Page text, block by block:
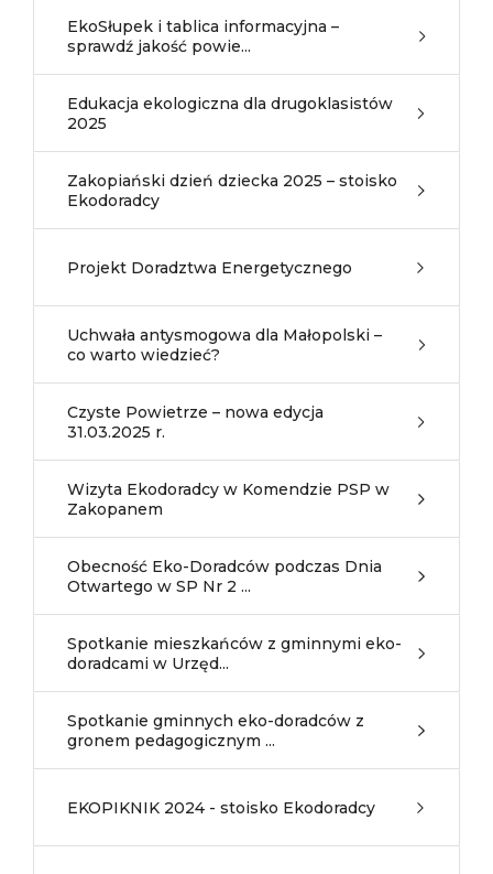
EkoSłupek i tablica informacyjna –
sprawdź jakość powie...
Edukacja ekologiczna dla drugoklasistów
2025
Zakopiański dzień dziecka 2025 – stoisko
Ekodoradcy
Projekt Doradztwa Energetycznego
Uchwała antysmogowa dla Małopolski –
co warto wiedzieć?
Czyste Powietrze – nowa edycja
31.03.2025 r.
Wizyta Ekodoradcy w Komendzie PSP w
Zakopanem
Obecność Eko-Doradców podczas Dnia
Otwartego w SP Nr 2 ...
Spotkanie mieszkańców z gminnymi eko-
doradcami w Urzęd...
Spotkanie gminnych eko-doradców z
gronem pedagogicznym ...
EKOPIKNIK 2024 - stoisko Ekodoradcy